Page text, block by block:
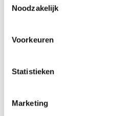
Noodzakelijk
Voorkeuren
Statistieken
Marketing
Leeftijd in gemeente